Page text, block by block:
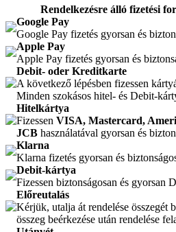
Rendelkezésre álló fizetési
Google Pay
Google Pay fizetés gyorsan és
Apple Pay
Apple Pay fizetés gyorsan és
Debit- oder Kreditkarte
A következő lépésben fizessen
Minden szokásos hitel- és Debit-
Hitelkártya
Fizessen VISA, Mastercard,
JCB használatával gyorsan és
Klarna
Klarna fizetés gyorsan és
Debit-kártya
Fizessen biztonságosan és gyorsan
Előreutalás
Kérjük, utalja át rendelése összegét
összeg beérkezése után rendelése